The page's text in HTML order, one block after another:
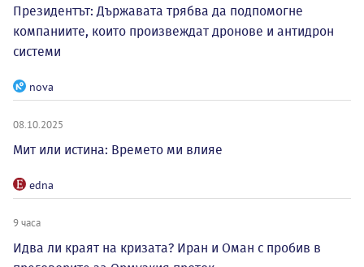
Президентът: Държавата трябва да подпомогне
компаниите, които произвеждат дронове и антидрон
системи
nova
08.10.2025
Мит или истина: Времето ми влияе
edna
9 часа
Идва ли краят на кризата? Иран и Оман с пробив в